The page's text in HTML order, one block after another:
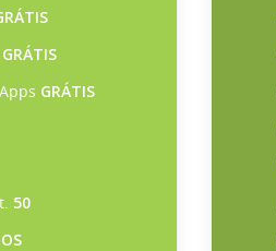
GRÁTIS
GRÁTIS
50